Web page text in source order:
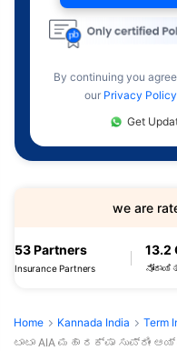
By continuing you
our Privacy Policy
Get
53 Partners
Insurance Partners
13.2
we are
Home Kannada India
Term
ಟಾಟಾ AIA ಮಹಾ ರಕ್ಷಾ ಸುಪ್ರೀಂ